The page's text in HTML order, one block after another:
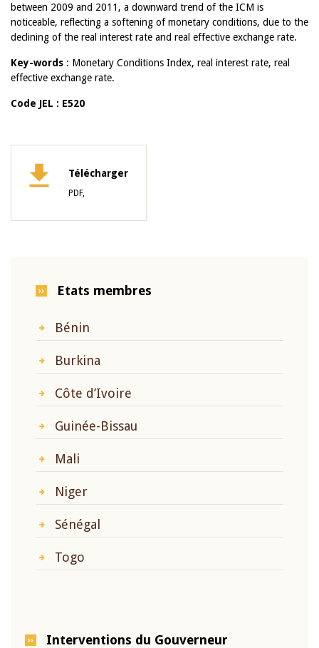
between 2009 and 2011, a downward trend of the ICM is
noticeable, reflecting a softening of monetary conditions, due to the
declining of the real interest rate and real effective exchange rate.
Key-words : Monetary Conditions Index, real interest rate, real
effective exchange rate.
Code JEL : E520
Télécharger
PDF,
Etats membres
Bénin
Burkina
Côte d’Ivoire
Guinée-Bissau
Mali
Niger
Sénégal
Togo
Interventions du Gouverneur